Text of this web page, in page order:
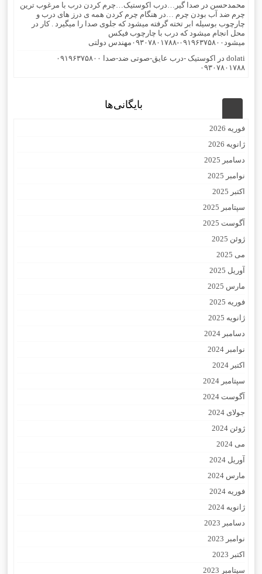
محمدحسن در صدا گیر…درب اکوستیک…چرم کردن درب با مرغوب ترین
چرم ضد آب بودن چرم …در هنگام چرم کردن همه ی درز های درب و
چارچوب بوسیله ابر تخته گرفته میشود که جلوی صدا را میگیرد . کار در
محل انجام میشود که درب با چارچوب فیکس
میشود۰۹۱۹۶۳۷۵۸۰۰-۰۹۳۰۷۸۰۱۷۸۸مهندس دولتی
dolati در
اکوستیک -درب عایق-صوتی ضد-صدا ۰۹۱۹۶۳۷۵۸۰۰
۰۹۳۰۷۸۰۱۷۸۸
بایگانی‌ها
فوریه 2026
ژانویه 2026
دسامبر 2025
نوامبر 2025
اکتبر 2025
سپتامبر 2025
آگوست 2025
ژوئن 2025
می 2025
آوریل 2025
مارس 2025
فوریه 2025
ژانویه 2025
دسامبر 2024
نوامبر 2024
اکتبر 2024
سپتامبر 2024
آگوست 2024
جولای 2024
ژوئن 2024
می 2024
آوریل 2024
مارس 2024
فوریه 2024
ژانویه 2024
دسامبر 2023
نوامبر 2023
اکتبر 2023
سپتامبر 2023